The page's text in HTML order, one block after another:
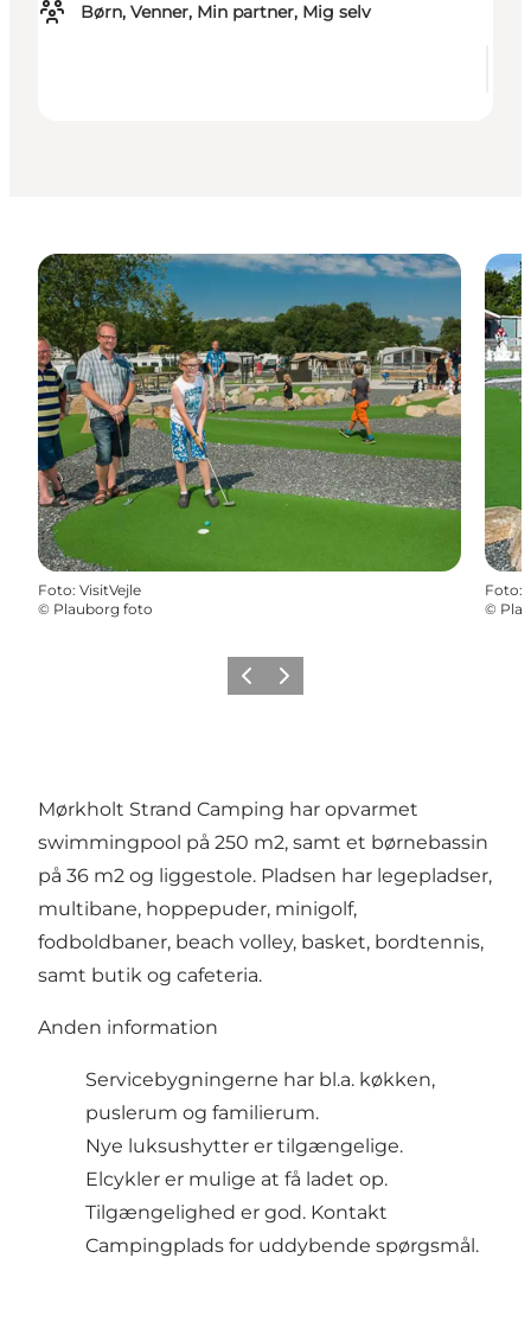
Børn, Venner, Min partner, Mig selv
Foto: VisitVejle
© Plauborg foto
Foto:
©
ForrigeNæste
Mørkholt Strand Camping har opvarmet
swimmingpool på 250 m2, samt et børnebassin
på 36 m2 og liggestole. Pladsen har legepladser,
multibane, hoppepuder, minigolf,
fodboldbaner, beach volley, basket, bordtennis,
samt butik og cafeteria.
Anden information
Servicebygningerne har bl.a. køkken,
puslerum og familierum.
Nye luksushytter er tilgængelige.
Elcykler er mulige at få ladet op.
Tilgængelighed er god. Kontakt
Campingplads for uddybende spørgsmål.